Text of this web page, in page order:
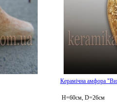
Керамічна амфора
H=60см, D=26см